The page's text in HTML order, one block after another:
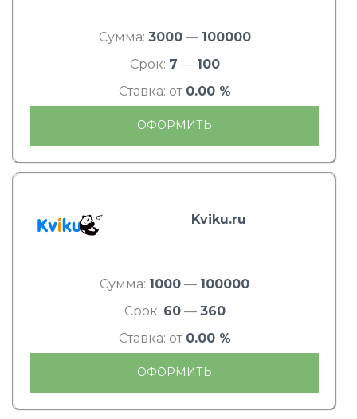
Сумма: 3000— 100000
Срок: 7 — 100
Ставка: от 0.00 %
ОФОРМИТЬ
Kviku.ru
Сумма: 1000 — 100000
Срок: 60— 360
Ставка: от 0.00 %
ОФОРМИТЬ